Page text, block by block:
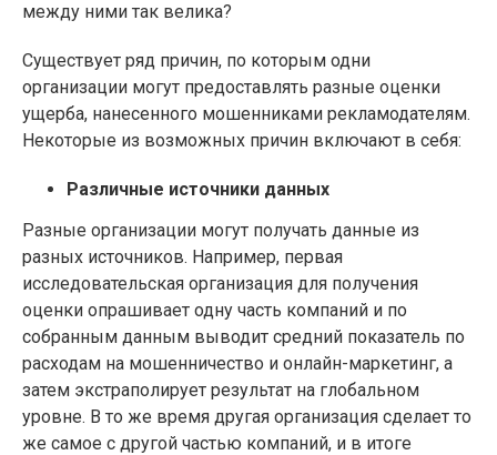
между ними так велика?
Существует ряд причин, по которым одни
организации могут предоставлять разные оценки
ущерба, нанесенного мошенниками рекламодателям.
Некоторые из возможных причин включают в себя:
Различные источники данных
Разные организации могут получать данные из
разных источников. Например, первая
исследовательская организация для получения
оценки опрашивает одну часть компаний и по
собранным данным выводит средний показатель по
расходам на мошенничество и онлайн-маркетинг, а
затем экстраполирует результат на глобальном
уровне. В то же время другая организация сделает то
же самое с другой частью компаний, и в итоге